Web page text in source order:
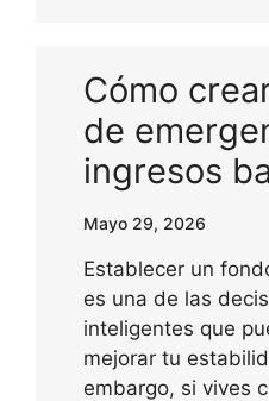
Cómo
de
ingresos
Mayo 29, 2026
Establecer un
es una de las
inteligentes que
mejorar tu
embargo, si vives